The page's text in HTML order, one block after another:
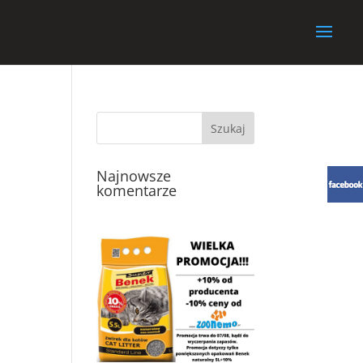
Najnowsze
komentarze